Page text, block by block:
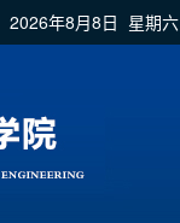
2026年8月8日 星期六